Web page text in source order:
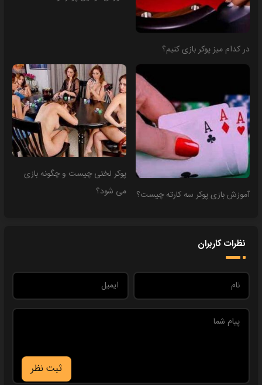
در کدام میز پوکر بازی کنیم؟
آموزش بازی پوکر سه کارته چیست؟
پوکر لختی چیست و چگونه بازی
می شود؟
نظرات کاربران
ثبت نظر